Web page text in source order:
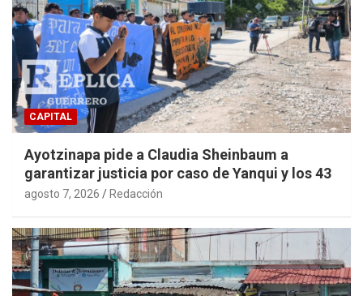
CAPITAL
Ayotzinapa pide a Claudia Sheinbaum a
garantizar justicia por caso de Yanqui y los 43
agosto 7, 2026 Redacción